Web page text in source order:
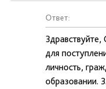
Ответ:
для
личность,
образовании.